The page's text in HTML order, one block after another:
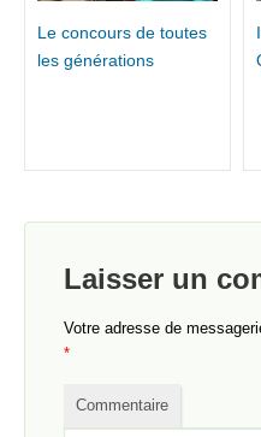
Le concours de toutes
les générations
Laisser un
Votre adresse de
*
Commentaire